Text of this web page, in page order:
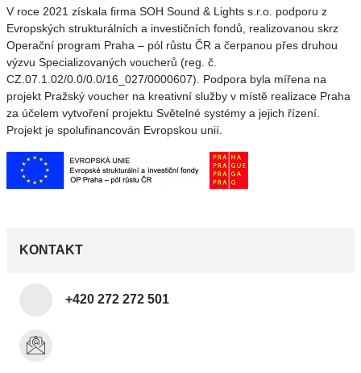
V roce 2021 získala firma SOH Sound & Lights s.r.o. podporu z
Evropských strukturálních a investičních fondů, realizovanou skrz
Operační program Praha – pól růstu ČR a čerpanou přes druhou
výzvu Specializovaných voucherů (reg. č.
CZ.07.1.02/0.0/0.0/16_027/0000607). Podpora byla mířena na
projekt Pražský voucher na kreativní služby v místě realizace Praha
za účelem vytvoření projektu Světelné systémy a jejich řízení.
Projekt je spolufinancován Evropskou unií.
KONTAKT
+420 272 272 501